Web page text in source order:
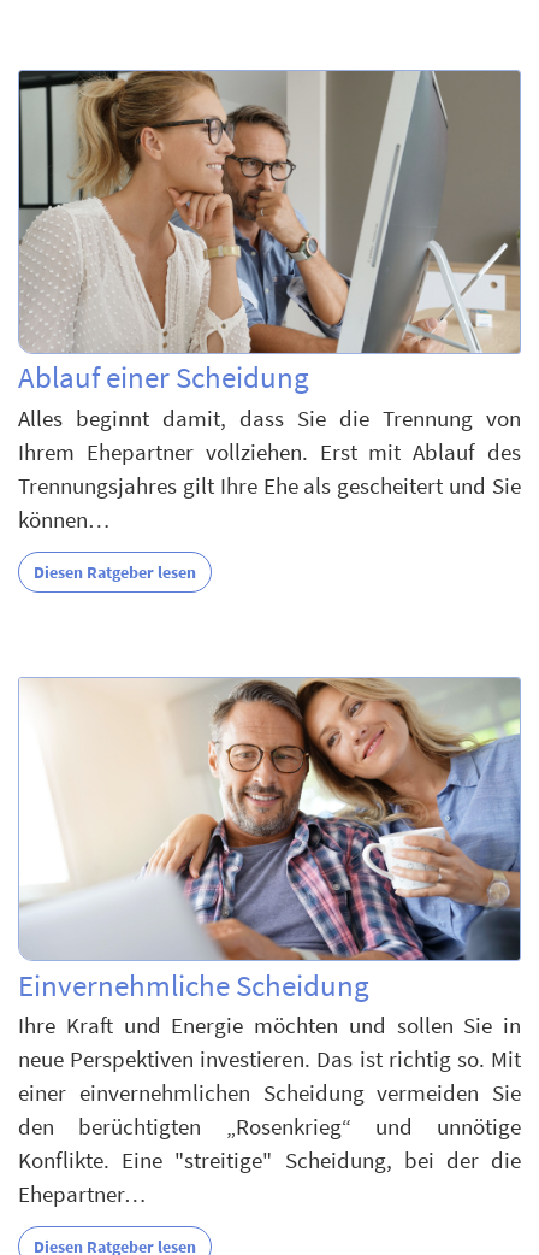
Ablauf einer Scheidung
Alles beginnt damit, dass Sie die Trennung von
Ihrem Ehepartner vollziehen. Erst mit Ablauf des
Trennungsjahres gilt Ihre Ehe als gescheitert und Sie
können…
Diesen Ratgeber lesen
Einvernehmliche Scheidung
Ihre Kraft und Energie möchten und sollen Sie in
neue Perspektiven investieren. Das ist richtig so. Mit
einer einvernehmlichen Scheidung vermeiden Sie
den berüchtigten „Rosenkrieg“ und unnötige
Konflikte. Eine "streitige" Scheidung, bei der die
Ehepartner…
Diesen Ratgeber lesen